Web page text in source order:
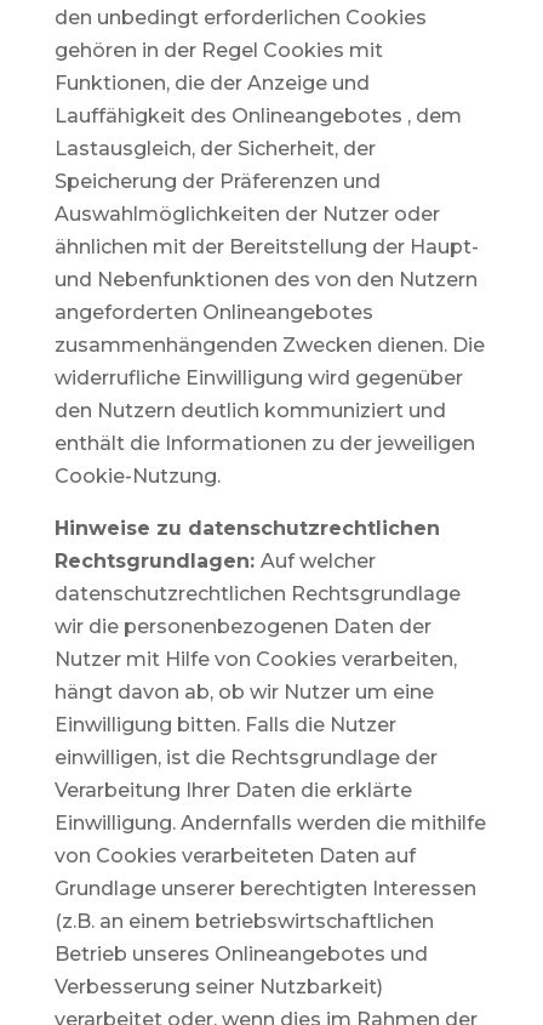
den unbedingt erforderlichen Cookies
gehören in der Regel Cookies mit
Funktionen, die der Anzeige und
Lauffähigkeit des Onlineangebotes , dem
Lastausgleich, der Sicherheit, der
Speicherung der Präferenzen und
Auswahlmöglichkeiten der Nutzer oder
ähnlichen mit der Bereitstellung der Haupt-
und Nebenfunktionen des von den Nutzern
angeforderten Onlineangebotes
zusammenhängenden Zwecken dienen. Die
widerrufliche Einwilligung wird gegenüber
den Nutzern deutlich kommuniziert und
enthält die Informationen zu der jeweiligen
Cookie-Nutzung.
Hinweise zu datenschutzrechtlichen
Rechtsgrundlagen: Auf welcher
datenschutzrechtlichen Rechtsgrundlage
wir die personenbezogenen Daten der
Nutzer mit Hilfe von Cookies verarbeiten,
hängt davon ab, ob wir Nutzer um eine
Einwilligung bitten. Falls die Nutzer
einwilligen, ist die Rechtsgrundlage der
Verarbeitung Ihrer Daten die erklärte
Einwilligung. Andernfalls werden die mithilfe
von Cookies verarbeiteten Daten auf
Grundlage unserer berechtigten Interessen
(z.B. an einem betriebswirtschaftlichen
Betrieb unseres Onlineangebotes und
Verbesserung seiner Nutzbarkeit)
verarbeitet oder, wenn dies im Rahmen der